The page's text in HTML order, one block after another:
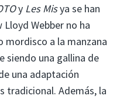
y Les Misya se han
Webber no ha
a la manzana
siendo una gallina de
una adaptación
tradicional. Además, la